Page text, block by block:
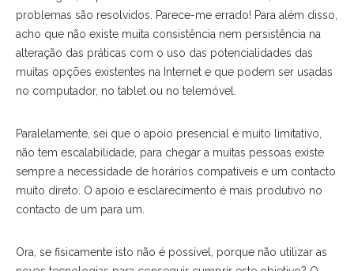
problemas são resolvidos. Parece-me errado! Para além disso,
acho que não existe muita consistência nem persistência na
alteração das práticas com o uso das potencialidades das
muitas opções existentes na Internet e que podem ser usadas
no computador, no tablet ou no telemóvel.
Paralelamente, sei que o apoio presencial é muito limitativo,
não tem escalabilidade, para chegar a muitas pessoas existe
sempre a necessidade de horários compatíveis e um contacto
muito direto. O apoio e esclarecimento é mais produtivo no
contacto de um para um.
Ora, se fisicamente isto não é possível, porque não utilizar as